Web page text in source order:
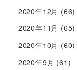
2020年12月 (66)
2020年11月 (65)
2020年10月 (60)
2020年9月 (61)